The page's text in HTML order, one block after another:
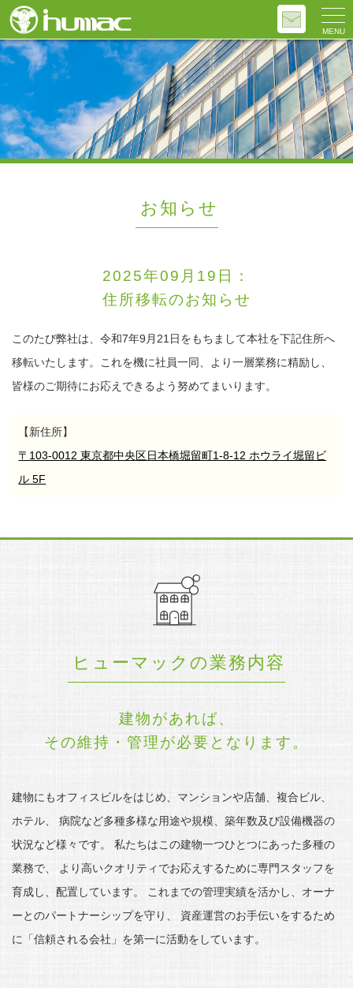
お知らせ
2025年09月19日：
住所移転のお知らせ
このたび弊社は、令和7年9月21日をもちまして本社を下記住所へ
移転いたします。
これを機に社員一同、より一層業務に精励し、
皆様のご期待にお応えできるよう努めてまいります。
【新住所】
〒103-0012 東京都中央区日本橋堀留町1-8-12 ホウライ堀留ビ
ル 5F
ヒューマックの業務内容
建物があれば、
その維持・管理が必要となります。
建物にもオフィスビルをはじめ、マンションや店舗、複合ビル、
ホテル、
病院など多種多様な用途や規模、築年数及び設備機器の
状況など様々です。
私たちはこの建物一つひとつにあった多種の
業務で、
より高いクオリティでお応えするために専門スタッフを
育成し、配置しています。
これまでの管理実績を活かし、オーナ
ーとのパートナーシップを守り、
資産運営のお手伝いをするため
に「信頼される会社」を第一に活動をしています。
MENU